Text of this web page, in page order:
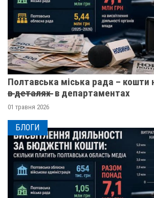
Полтавська міська рада – кошти
в̶ ̶д̶е̶т̶а̶л̶я̶х̶ ̶ в департаментах
01 травня 2026
БЛОГИ